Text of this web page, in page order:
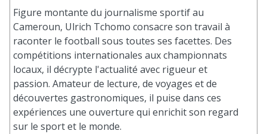
Figure montante du journalisme sportif au
Cameroun, Ulrich Tchomo consacre son travail à
raconter le football sous toutes ses facettes. Des
compétitions internationales aux championnats
locaux, il décrypte l'actualité avec rigueur et
passion. Amateur de lecture, de voyages et de
découvertes gastronomiques, il puise dans ces
expériences une ouverture qui enrichit son regard
sur le sport et le monde.